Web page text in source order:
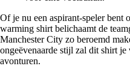
Of je nu een aspirant-speler bent
warming shirt belichaamt de
Manchester City zo beroemd
ongeëvenaarde stijl zal dit shirt
avonturen.